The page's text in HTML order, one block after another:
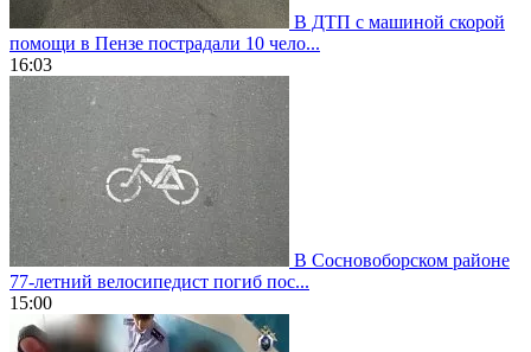
В ДТП с машиной скорой
помощи в Пензе пострадали 10 чело...
16:03
В Сосновоборском районе
77-летний велосипедист погиб пос...
15:00